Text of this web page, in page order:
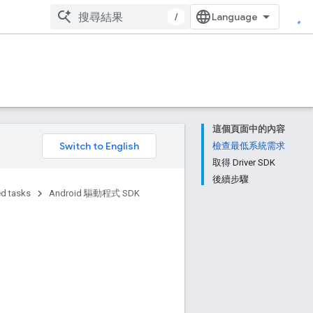
/
這個頁面中的內容
檢查最低系統需求
取得 Driver SDK
後續步驟
tasks Android 驅動程式 SDK